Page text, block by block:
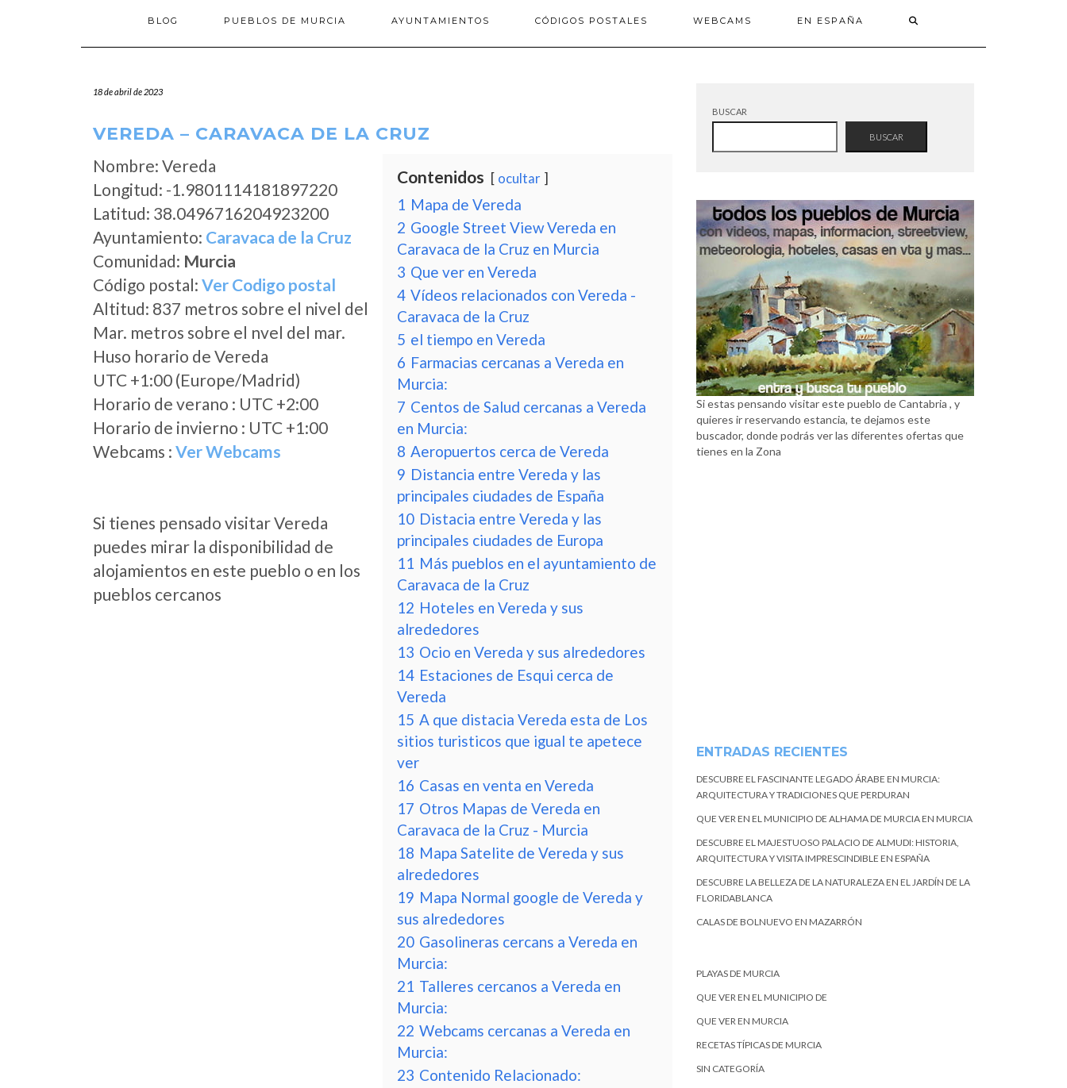
BLOG PUEBLOS DE MURCIA AYUNTAMIENTOS CÓDIGOS POSTALES WEBCAMS EN ESPAÑA
18 de abril de 2023
VEREDA – CARAVACA DE LA CRUZ
Nombre: Vereda
Longitud: -1.9801114181897220
Latitud: 38.0496716204923200
Ayuntamiento: Caravaca de la Cruz
Comunidad: Murcia
Código postal: Ver Codigo postal
Altitud: 837 metros sobre el nivel del
Mar. metros sobre el nvel del mar.
Huso horario de Vereda
UTC +1:00 (Europe/Madrid)
Horario de verano : UTC +2:00
Horario de invierno : UTC +1:00
Webcams : Ver Webcams
Si tienes pensado visitar Vereda
puedes mirar la disponibilidad de
alojamientos en este pueblo o en los
pueblos cercanos
Contenidos ocultar
1 Mapa de Vereda
2 Google Street View Vereda en
Caravaca de la Cruz en Murcia
3 Que ver en Vereda
4 Vídeos relacionados con Vereda -
Caravaca de la Cruz
5 el tiempo en Vereda
6 Farmacias cercanas a Vereda en
Murcia:
7 Centos de Salud cercanas a Vereda
en Murcia:
8 Aeropuertos cerca de Vereda
9 Distancia entre Vereda y las
principales ciudades de España
10 Distacia entre Vereda y las
principales ciudades de Europa
11 Más pueblos en el ayuntamiento de
Caravaca de la Cruz
12 Hoteles en Vereda y sus
alrededores
13 Ocio en Vereda y sus alrededores
14 Estaciones de Esqui cerca de
Vereda
15 A que distacia Vereda esta de Los
sitios turisticos que igual te apetece
ver
16 Casas en venta en Vereda
17 Otros Mapas de Vereda en
Caravaca de la Cruz - Murcia
18 Mapa Satelite de Vereda y sus
alrededores
19 Mapa Normal google de Vereda y
sus alrededores
20 Gasolineras cercans a Vereda en
Murcia:
21 Talleres cercanos a Vereda en
Murcia:
22 Webcams cercanas a Vereda en
Murcia:
23 Contenido Relacionado:
BUSCAR
BUSCAR
Si estas pensando visitar este pueblo de Cantabria , y
quieres ir reservando estancia, te dejamos este
buscador, donde podrás ver las diferentes ofertas que
tienes en la Zona
ENTRADAS RECIENTES
DESCUBRE EL FASCINANTE LEGADO ÁRABE EN MURCIA:
ARQUITECTURA Y TRADICIONES QUE PERDURAN
QUE VER EN EL MUNICIPIO DE ALHAMA DE MURCIA EN MURCIA
DESCUBRE EL MAJESTUOSO PALACIO DE ALMUDI: HISTORIA,
ARQUITECTURA Y VISITA IMPRESCINDIBLE EN ESPAÑA
DESCUBRE LA BELLEZA DE LA NATURALEZA EN EL JARDÍN DE LA
FLORIDABLANCA
CALAS DE BOLNUEVO EN MAZARRÓN
PLAYAS DE MURCIA
QUE VER EN EL MUNICIPIO DE
QUE VER EN MURCIA
RECETAS TÍPICAS DE MURCIA
SIN CATEGORÍA